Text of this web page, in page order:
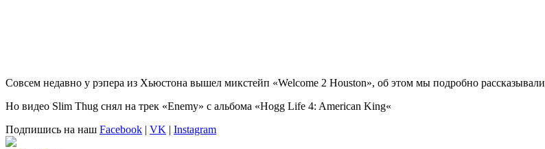
Совсем недавно у рэпера из Хьюстона вышел микстейп «Welcome 2 Houston», об этом мы подробно рассказывали
Но видео Slim Thug снял на трек «Enemy» с альбома «Hogg Life 4: American King«
Подпишись на наш Facebook | VK | Instagram